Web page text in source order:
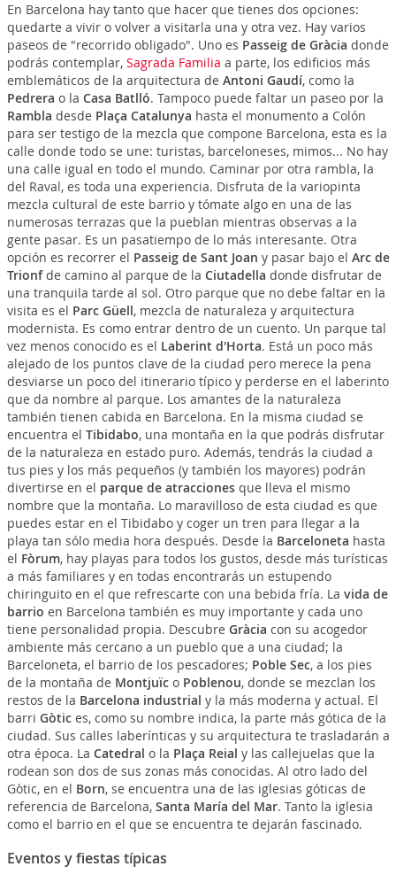
En Barcelona hay tanto que hacer que tienes dos opciones:
quedarte a vivir o volver a visitarla una y otra vez. Hay varios
paseos de "recorrido obligado". Uno es Passeig de Gràcia donde
podrás contemplar, Sagrada Familia a parte, los edificios más
emblemáticos de la arquitectura de Antoni Gaudí, como la
Pedrera o la Casa Batlló. Tampoco puede faltar un paseo por la
Rambla desde Plaça Catalunya hasta el monumento a Colón
para ser testigo de la mezcla que compone Barcelona, esta es la
calle donde todo se une: turistas, barceloneses, mimos... No hay
una calle igual en todo el mundo. Caminar por otra rambla, la
del Raval, es toda una experiencia. Disfruta de la variopinta
mezcla cultural de este barrio y tómate algo en una de las
numerosas terrazas que la pueblan mientras observas a la
gente pasar. Es un pasatiempo de lo más interesante. Otra
opción es recorrer el Passeig de Sant Joan y pasar bajo el Arc de
Trionfde camino al parque de la Ciutadella donde disfrutar de
una tranquila tarde al sol. Otro parque que no debe faltar en la
visita es el Parc Güell, mezcla de naturaleza y arquitectura
modernista. Es como entrar dentro de un cuento. Un parque tal
vez menos conocido es el Laberint d'Horta. Está un poco más
alejado de los puntos clave de la ciudad pero merece la pena
desviarse un poco del itinerario típico y perderse en el laberinto
que da nombre al parque. Los amantes de la naturaleza
también tienen cabida en Barcelona. En la misma ciudad se
encuentra el Tibidabo, una montaña en la que podrás disfrutar
de la naturaleza en estado puro. Además, tendrás la ciudad a
tus pies y los más pequeños (y también los mayores) podrán
divertirse en el parque de atraccionesque lleva el mismo
nombre que la montaña. Lo maravilloso de esta ciudad es que
puedes estar en el Tibidabo y coger un tren para llegar a la
playa tan sólo media hora después. Desde la Barceloneta hasta
el Fòrum, hay playas para todos los gustos, desde más turísticas
a más familiares y en todas encontrarás un estupendo
chiringuito en el que refrescarte con una bebida fría. La vida de
barrio en Barcelona también es muy importante y cada uno
tiene personalidad propia. Descubre Gràcia con su acogedor
ambiente más cercano a un pueblo que a una ciudad; la
Barceloneta, el barrio de los pescadores; Poble Sec, a los pies
de la montaña de Montjuïco Poblenou, donde se mezclan los
restos de la Barcelona industrial y la más moderna y actual. El
barri Gòtices, como su nombre indica, la parte más gótica de la
ciudad. Sus calles laberínticas y su arquitectura te trasladarán a
otra época. La Catedral o la Plaça Reial y las callejuelas que la
rodean son dos de sus zonas más conocidas. Al otro lado del
Gòtic, en el Born, se encuentra una de las iglesias góticas de
referencia de Barcelona, Santa María del Mar. Tanto la iglesia
como el barrio en el que se encuentra te dejarán fascinado.
Eventos y fiestas típicas